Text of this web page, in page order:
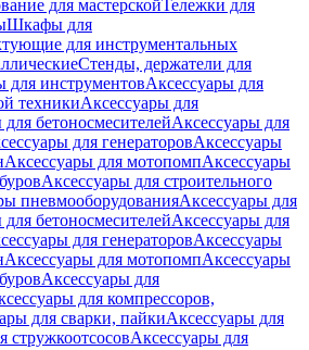
для мастерскойТележки для
Шкафы для
для инструментальных
Стенды, держатели для
для инструментовАксессуары для
техникиАксессуары для
бетоносмесителейАксессуары для
для генераторовАксессуары
Аксессуары для мотопомпАксессуары
Аксессуары для строительного
пневмооборудованияАксессуары для
бетоносмесителейАксессуары для
для генераторовАксессуары
Аксессуары для мотопомпАксессуары
Аксессуары для
для компрессоров,
для сварки, пайкиАксессуары для
стружкоотсосовАксессуары для